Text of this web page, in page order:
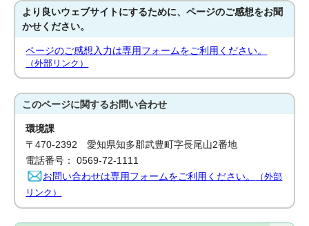
より良いウェブサイトにするために、ページのご感想をお聞
かせください。
ページのご感想入力は専用フォームをご利用ください。
（外部リンク）
このページに関するお問い合わせ
環境課
〒470-2392 愛知県知多郡武豊町字長尾山2番地
電話番号： 0569-72-1111
お問い合わせは専用フォームをご利用ください。
（外部
リンク）